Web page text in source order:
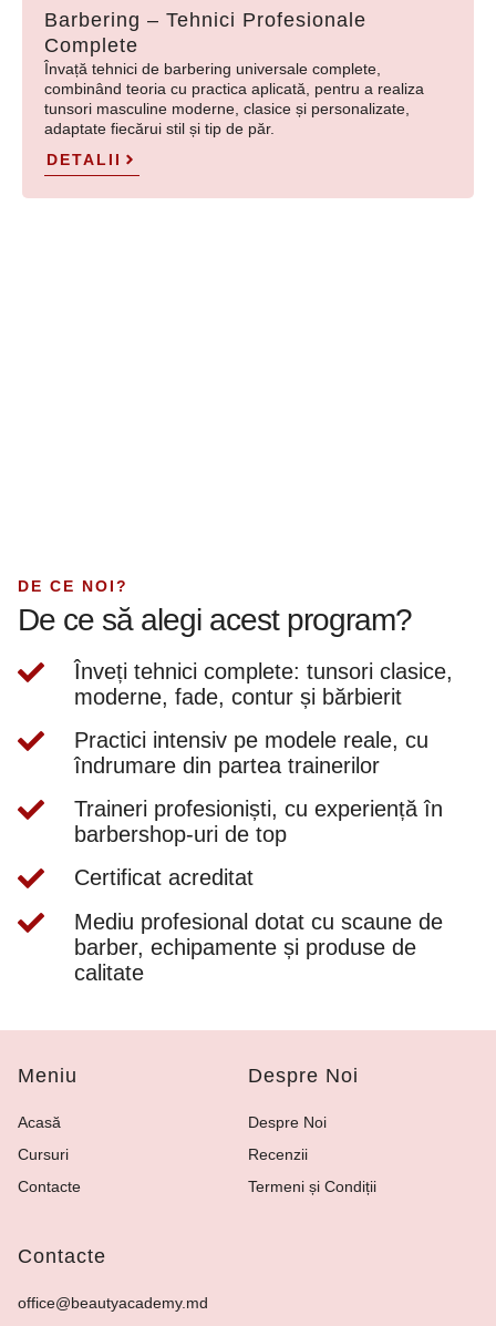
Barbering – Tehnici Profesionale
Complete
Învață tehnici de barbering universale complete,
combinând teoria cu practica aplicată, pentru a realiza
tunsori masculine moderne, clasice și personalizate,
adaptate fiecărui stil și tip de păr.
DETALII
DE CE NOI?
De ce să alegi acest program?
Înveți tehnici complete: tunsori clasice,
moderne, fade, contur și bărbierit
Practici intensiv pe modele reale, cu
îndrumare din partea trainerilor
Traineri profesioniști, cu experiență în
barbershop-uri de top
Certificat acreditat
Mediu profesional dotat cu scaune de
barber, echipamente și produse de
calitate
Meniu
Acasă
Cursuri
Contacte
Despre Noi
Despre Noi
Recenzii
Termeni și Condiții
Contacte
office@beautyacademy.md